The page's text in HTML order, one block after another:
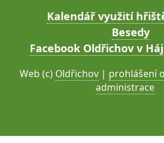
Kalendář využití
Besedy
Facebook Oldřichov v
Web (c) Oldřichov | prohlášení
administrace